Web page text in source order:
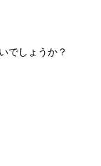
でしょうか？